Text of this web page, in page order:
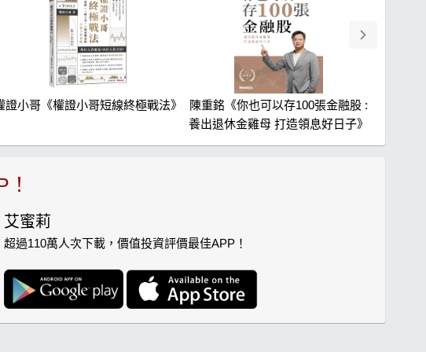
證小哥《權證小哥短線終極戰法》
陳重銘《你也可以存100張金融股 :
養出退休金雞母 打造領息好日子》
艾蜜莉
超過110萬人次下載，價值投資評價最佳APP！